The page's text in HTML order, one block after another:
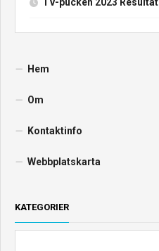
Hem
Om
Kontaktinfo
Webbplatskarta
KATEGORIER